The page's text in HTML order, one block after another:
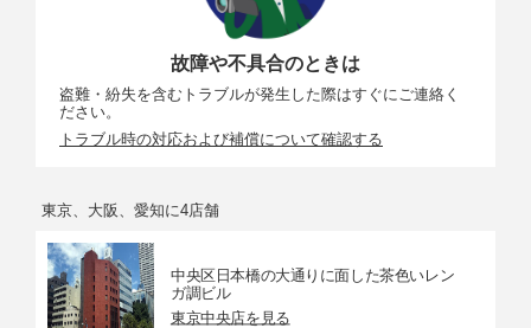
故障や不具合のときは
盗難・紛失を含むトラブルが発生した際はすぐにご連絡く
ださい。
トラブル時の対応および補償について確認する
東京、大阪、愛知に4店舗
中央区日本橋の大通りに面した茶色いレン
ガ調ビル
東京中央店を見る